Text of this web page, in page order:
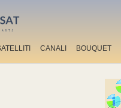
CANALI BOUQUET